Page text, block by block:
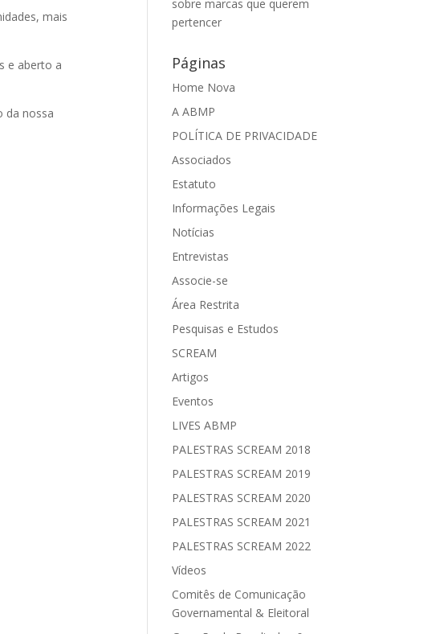
mais
e aberto a
da nossa
sobre marcas que querem
pertencer
Páginas
Home Nova
A ABMP
POLÍTICA DE PRIVACIDADE
Associados
Estatuto
Informações Legais
Notícias
Entrevistas
Associe-se
Área Restrita
Pesquisas e Estudos
SCREAM
Artigos
Eventos
LIVES ABMP
PALESTRAS SCREAM 2018
PALESTRAS SCREAM 2019
PALESTRAS SCREAM 2020
PALESTRAS SCREAM 2021
PALESTRAS SCREAM 2022
Vídeos
Comitês de Comunicação
Governamental & Eleitoral